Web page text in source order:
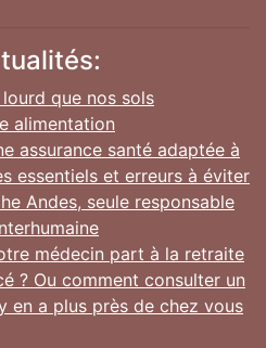
que nos sols
alimentation
assurance santé adaptée à
essentiels et erreurs à éviter
Andes, seule responsable
médecin part à la retraite
? Ou comment consulter un
en a plus près de chez vous